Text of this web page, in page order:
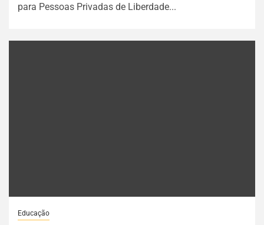
para Pessoas Privadas de Liberdade...
Educação